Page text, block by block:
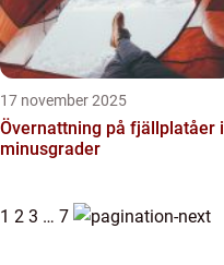
17 november 2025
Övernattning på fjällplatåer i
minusgrader
1 2 3 … 7